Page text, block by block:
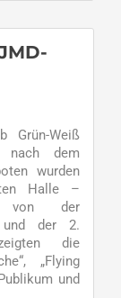
Grün-Weiß
nach dem
wurden
Halle –
von der
und der 2.
die
„Flying
und